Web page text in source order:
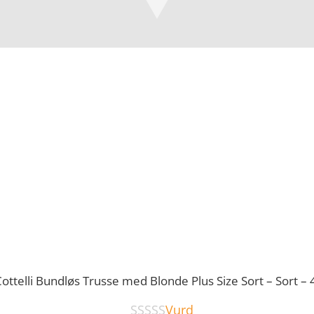
Bundløs Trusse med Blonde Plus Size Sort – Sort –
Vurd